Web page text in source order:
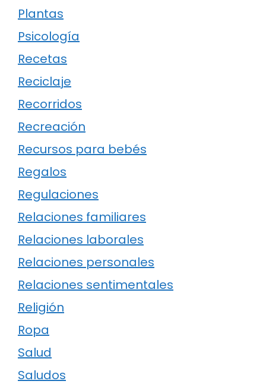
Plantas
Psicología
Recetas
Reciclaje
Recorridos
Recreación
Recursos para bebés
Regalos
Regulaciones
Relaciones familiares
Relaciones laborales
Relaciones personales
Relaciones sentimentales
Religión
Ropa
Salud
Saludos